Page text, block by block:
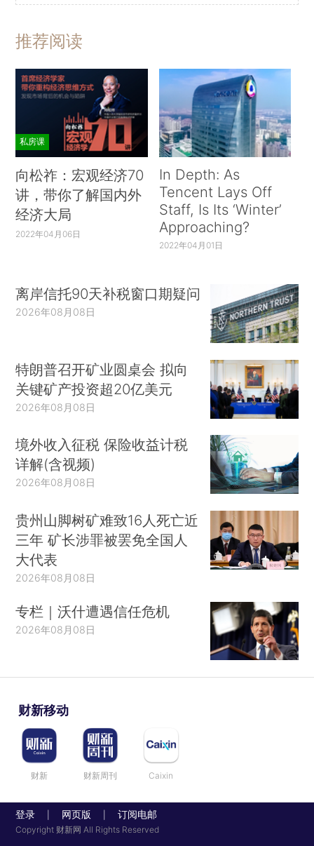
推荐阅读
私房课
向松祚：宏观经济70
讲，带你了解国内外
经济大局
2022年04月06日
In Depth: As
Tencent Lays Off
Staff, Is Its ‘Winter’
Approaching?
2022年04月01日
离岸信托90天补税窗口期疑问
2026年08月08日
特朗普召开矿业圆桌会 拟向
关键矿产投资超20亿美元
2026年08月08日
境外收入征税 保险收益计税
详解(含视频)
2026年08月08日
贵州山脚树矿难致16人死亡近
三年 矿长涉罪被罢免全国人
大代表
2026年08月08日
专栏｜沃什遭遇信任危机
2026年08月08日
财新移动
财新 财新周刊 Caixin
登录 网页版 订阅电邮
Copyright 财新网 All Rights Reserved